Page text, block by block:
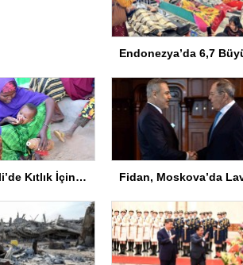
BM Somali’de Kıtlık İçin 10 Milyon Dolar Ayırdı